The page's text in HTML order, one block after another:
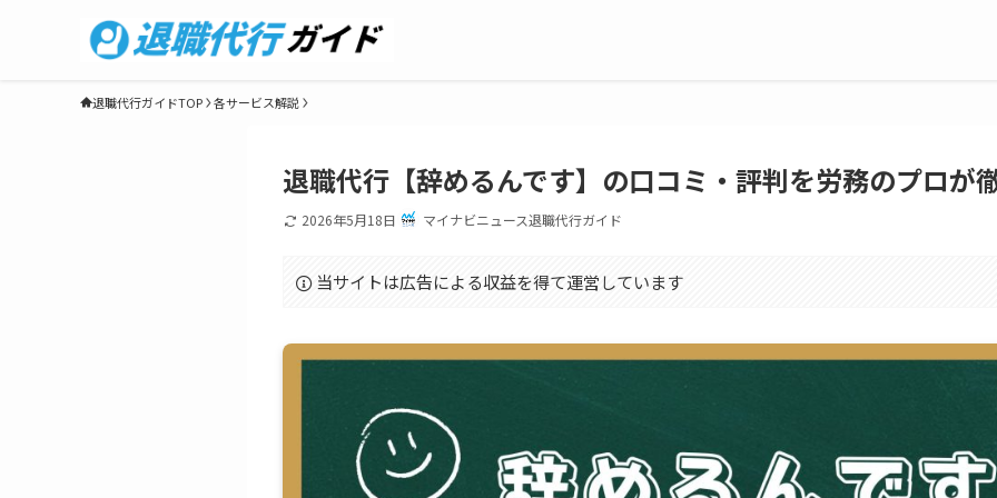
退職代行ガイドTOP 各サービス解説
退職代行【辞めるんです】の口コミ・評判を労務のプロが
2026年5月18日 マイナビニュース退職代行ガイド
当サイトは広告による収益を得て運営しています